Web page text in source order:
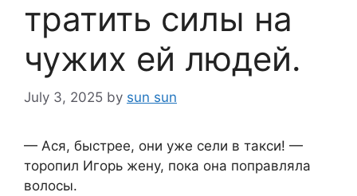
тратить силы на
чужих ей людей.
July 3, 2025 by sun sun
— Ася, быстрее, они уже сели в такси! —
торопил Игорь жену, пока она поправляла
волосы.